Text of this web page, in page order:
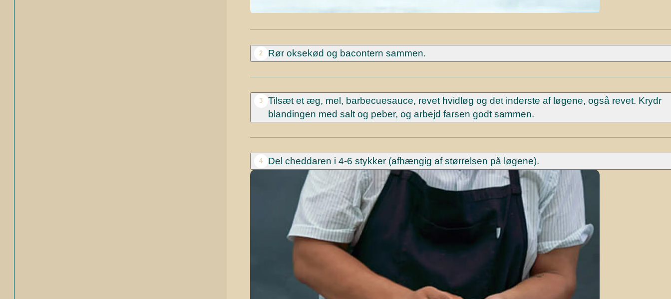
2 Rør oksekød og bacontern sammen.
3
Tilsæt et æg, mel, barbecuesauce, revet hvidløg og det inderste af løgene, også revet. Krydr
blandingen med salt og peber, og arbejd farsen godt sammen.
4 Del cheddaren i 4-6 stykker (afhængig af størrelsen på løgene).